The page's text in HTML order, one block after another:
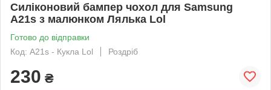
Силіконовий бампер чохол для Samsung
A21s з малюнком Лялька Lol
Готово до відправки
Код: A21s - Кукла Lol
Роздріб
230 ₴